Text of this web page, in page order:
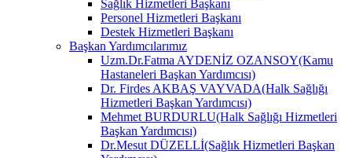
Sağlık Hizmetleri Başkanı
Personel Hizmetleri Başkanı
Destek Hizmetleri Başkanı
Başkan Yardımcılarımız
Uzm.Dr.Fatma AYDENİZ OZANSOY(Kamu
Hastaneleri Başkan Yardımcısı)
Dr. Firdes AKBAŞ VAYVADA(Halk Sağlığı
Hizmetleri Başkan Yardımcısı)
Mehmet BURDURLU(Halk Sağlığı Hizmetleri
Başkan Yardımcısı)
Dr.Mesut DÜZELLİ(Sağlık Hizmetleri Başkan